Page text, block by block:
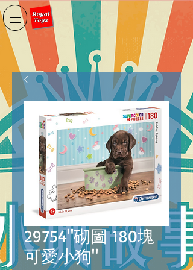
29754"砌圖 180塊
可愛小狗"